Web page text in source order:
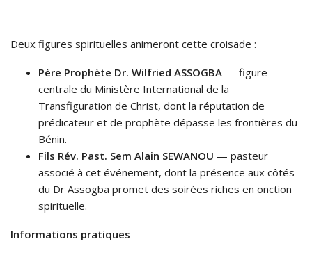
Deux figures spirituelles animeront cette croisade :
Père Prophète Dr. Wilfried ASSOGBA — figure
centrale du Ministère International de la
Transfiguration de Christ, dont la réputation de
prédicateur et de prophète dépasse les frontières du
Bénin.
Fils Rév. Past. Sem Alain SEWANOU — pasteur
associé à cet événement, dont la présence aux côtés
du Dr Assogba promet des soirées riches en onction
spirituelle.
Informations pratiques